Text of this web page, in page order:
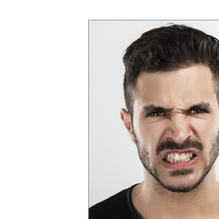
לחץ לצפייה
בהמלצה
Maor Cohen
בגרות 4 יחידות
לחץ לצפייה
בהמלצה
Hedva Mettoudi
בגרות 3 יחידות
ציון 100